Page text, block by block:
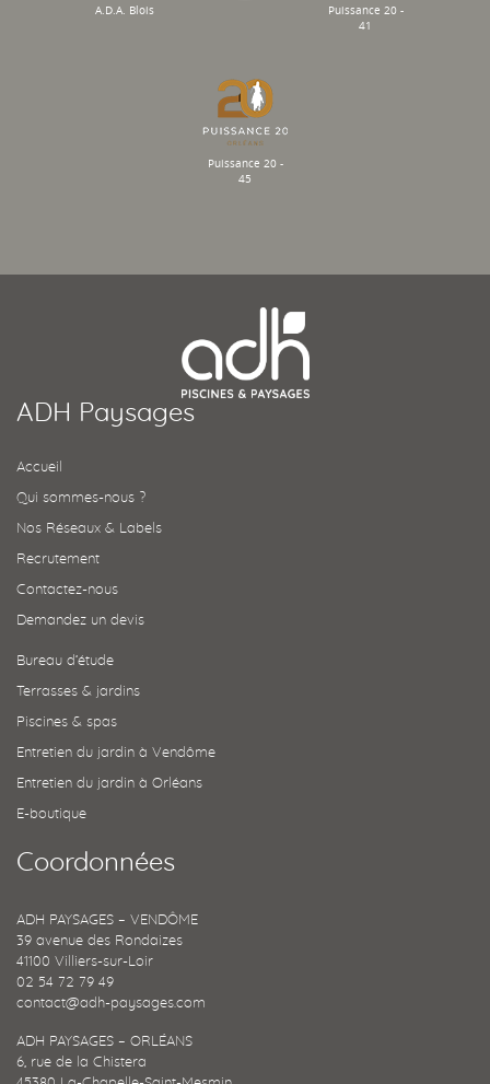
A.D.A. Blois
Puissance 20 -
41
Puissance 20 -
45
ADH Paysages
Accueil
Qui sommes-nous ?
Nos Réseaux & Labels
Recrutement
Contactez-nous
Demandez un devis
Bureau d’étude
Terrasses & jardins
Piscines & spas
Entretien du jardin à Vendôme
Entretien du jardin à Orléans
E-boutique
Coordonnées
ADH PAYSAGES – VENDÔME
39 avenue des Rondaizes
41100 Villiers-sur-Loir
02 54 72 79 49
contact@adh-paysages.com
ADH PAYSAGES – ORLÉANS
6, rue de la Chistera